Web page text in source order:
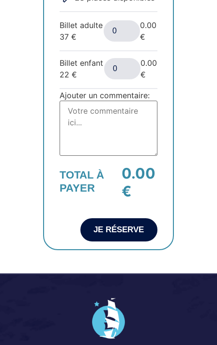
Billet adulte
37€
0.00
€
Billet enfant
22€
0.00
€
Ajouter un commentaire:
TOTAL À
PAYER
0.00
€
JE RÉSERVE